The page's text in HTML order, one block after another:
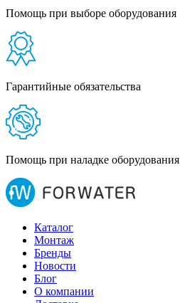
Помощь при выборе оборудования
Гарантийные обязательства
Помощь при наладке оборудования
Каталог
Монтаж
Бренды
Новости
Блог
О компании